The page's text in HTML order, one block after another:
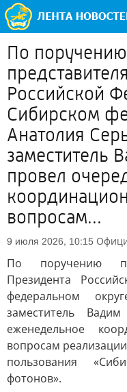
По
Российской
Сибирском
Анатолия
заместитель
провел
вопросам...
9 июля 2026, 10:15
По поручению
Президента
федеральном
заместитель
еженедельное
вопросам
пользования
фотонов».